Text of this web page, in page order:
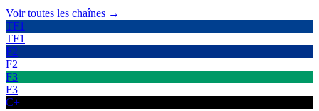
Voir toutes les chaînes →
TF1
TF1
F2
F2
F3
F3
C+